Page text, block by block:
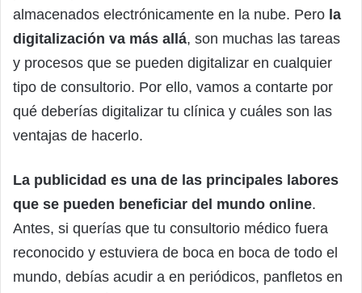
almacenados electrónicamente en la nube. Pero la
digitalización va más allá, son muchas las tareas
y procesos que se pueden digitalizar en cualquier
tipo de consultorio. Por ello, vamos a contarte por
qué deberías digitalizar tu clínica y cuáles son las
ventajas de hacerlo.
La publicidad es una de las principales labores
que se pueden beneficiar del mundo online.
Antes, si querías que tu consultorio médico fuera
reconocido y estuviera de boca en boca de todo el
mundo, debías acudir a en periódicos, panfletos en